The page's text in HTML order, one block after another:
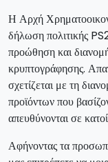
Η Αρχή
δήλωση πολιτικής
προώθηση και
κρυπτογράφησης.
σχετίζεται με τη
προϊόντων που
απευθύνονται σε
Αφήνοντας τα